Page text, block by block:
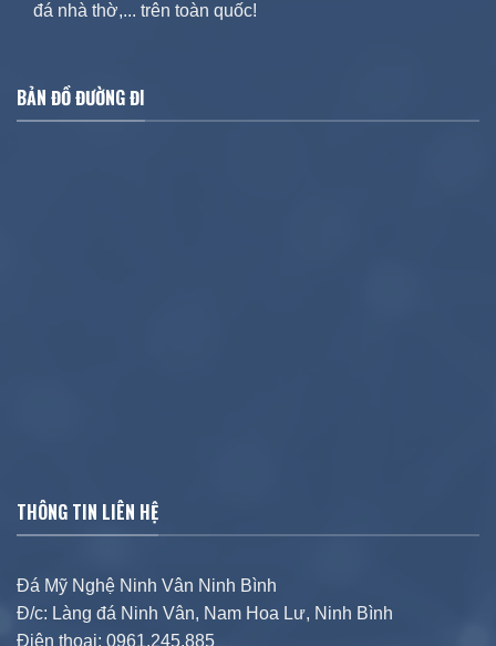
đá nhà thờ,... trên toàn quốc!
BẢN ĐỒ ĐƯỜNG ĐI
THÔNG TIN LIÊN HỆ
Đá Mỹ Nghệ Ninh Vân Ninh Bình
Đ/c: Làng đá Ninh Vân, Nam Hoa Lư, Ninh Bình
Điện thoại: 0961.245.885